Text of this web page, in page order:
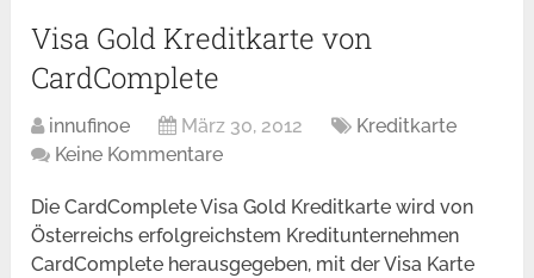
Visa Gold Kreditkarte von
CardComplete
innufinoe März 30, 2012
Kreditkarte
Keine Kommentare
Die CardComplete Visa Gold Kreditkarte wird von
Österreichs erfolgreichstem Kreditunternehmen
CardComplete herausgegeben, mit der Visa Karte